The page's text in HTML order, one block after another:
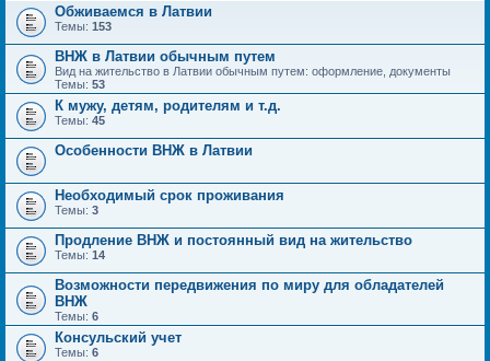
Обживаемся в Латвии
Темы: 153
ВНЖ в Латвии обычным путем
Вид на жительство в Латвии обычным путем: оформление, документы
Темы: 53
К мужу, детям, родителям и т.д.
Темы: 45
Особенности ВНЖ в Латвии
Необходимый срок проживания
Темы: 3
Продление ВНЖ и постоянный вид на жительство
Темы: 14
Возможности передвижения по миру для обладателей
ВНЖ
Темы: 6
Консульский учет
Темы: 6